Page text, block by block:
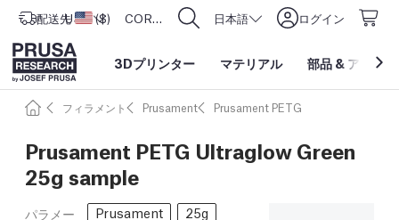
配送先 アメリカ合衆国
USD ($) CORE One L: Now In Stock! 日本語 ログイン
3Dプリンター マテリアル 部品 & アクセ
フィラメント Prusament Prusament PETG
Prusament PETG Ultraglow Green
25g sample
パラメー
Prusament
25g